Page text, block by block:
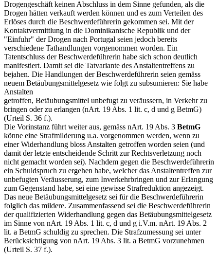
Drogengeschäft keinen Abschluss in dem Sinne gefunden, als die
Drogen hätten verkauft werden können und es zum Verteilen des
Erlöses durch die Beschwerdeführerin gekommen sei. Mit der
Kontaktvermittlung in die Dominikanische Republik und der
"Einfuhr" der Drogen nach Portugal seien jedoch bereits
verschiedene Tathandlungen vorgenommen worden. Ein
Tatentschluss der Beschwerdeführerin habe sich schon deutlich
manifestiert. Damit sei die Tatvariante des Anstaltentreffens zu
bejahen. Die Handlungen der Beschwerdeführerin seien gemäss
neuem Betäubungsmittelgesetz wie folgt zu subsumieren: Sie habe
Anstalten
getroffen, Betäubungsmittel unbefugt zu veräussern, in Verkehr zu
bringen oder zu erlangen (nArt. 19 Abs. 1 lit. c, d und g BetmG)
(Urteil S. 36 f.).
Die Vorinstanz führt weiter aus, gemäss nArt. 19 Abs. 3 BetmG
könne eine Strafmilderung u.a. vorgenommen werden, wenn zu
einer Widerhandlung bloss Anstalten getroffen worden seien (und
damit der letzte entscheidende Schritt zur Rechtsverletzung noch
nicht gemacht worden sei). Nachdem gegen die Beschwerdeführerin
ein Schuldspruch zu ergehen habe, welcher das Anstaltentreffen zur
unbefugten Veräusserung, zum Inverkehrbringen und zur Erlangung
zum Gegenstand habe, sei eine gewisse Strafreduktion angezeigt.
Das neue Betäubungsmittelgesetz sei für die Beschwerdeführerin
folglich das mildere. Zusammenfassend sei die Beschwerdeführerin
der qualifizierten Widerhandlung gegen das Betäubungsmittelgesetz
im Sinne von nArt. 19 Abs. 1 lit. c, d und g i.V.m. nArt. 19 Abs. 2
lit. a BetmG schuldig zu sprechen. Die Strafzumessung sei unter
Berücksichtigung von nArt. 19 Abs. 3 lit. a BetmG vorzunehmen
(Urteil S. 37 f.).